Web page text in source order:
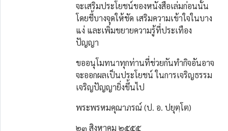
จะเสริมประโยชน์ของหนังสือเล่มก่อนนั้น
โดยชี้บางจุดให้ชัด เสริมความเข้าใจในบาง
แง่ และเพิ่มขยายความรู้ที่ประเทือง
ปัญญา
ขออนุโมทนาทุกท่านที่ช่วยกันทำกิจอันอาจ
จะออกผลเป็นประโยชน์ ในการเจริญธรรม
เจริญปัญญายิ่งขึ้นไป
พระพรหมคุณาภรณ์ (ป. อ. ปยุตฺโต)
๒๓ สิงหาคม ๒๕๕๕